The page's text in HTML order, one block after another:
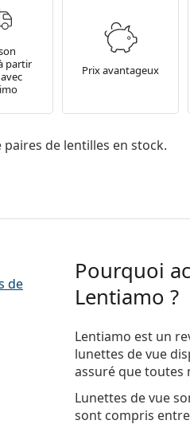
partir
Prix avantageux
de lentilles en stock.
de
Pourquoi
Lentiamo ?
Lentiamo est un
lunettes de vue
assuré que toutes
Lunettes de vue
sont compris entre